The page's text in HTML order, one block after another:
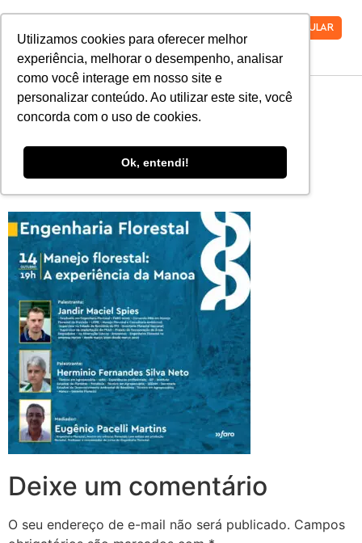
Utilizamos cookies para oferecer melhor
experiência, melhorar o desempenho, analisar
como você interage em nosso site e
personalizar conteúdo. Ao utilizar este site, você
concorda com o uso de cookies.
Ok, entendi!
VESTIBULAR
WhatsApp-Image-
2020-10-13-at-
18.45.25
Deixe um comentário
O seu endereço de e-mail não será publicado. Campos